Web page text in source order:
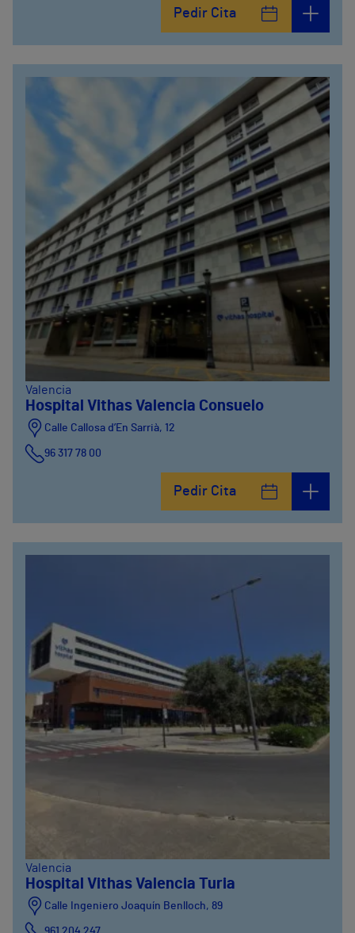
Pedir Cita
Valencia
Hospital Vithas Valencia Consuelo
Calle Callosa d’En Sarrià, 12
96 317 78 00
Pedir Cita
Valencia
Hospital Vithas Valencia Turia
Calle Ingeniero Joaquín Benlloch, 89